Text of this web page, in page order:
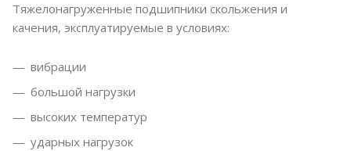
Тяжелонагруженные подшипники скольжения и
качения, эксплуатируемые в условиях:
вибрации
большой нагрузки
высоких температур
ударных нагрузок